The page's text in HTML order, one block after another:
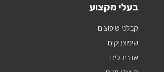
בעלי מקצוע
קבלני שיפוצים
שיפוצניקים
אדריכלים